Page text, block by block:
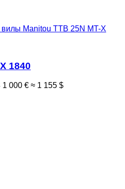
вилы Manitou TTB 25N MT-X
1840
1 000 € ≈ 1 155 $